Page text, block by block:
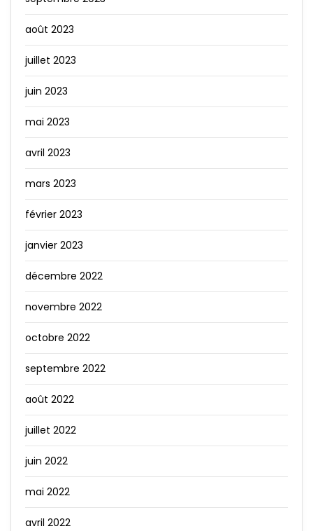
août 2023
juillet 2023
juin 2023
mai 2023
avril 2023
mars 2023
février 2023
janvier 2023
décembre 2022
novembre 2022
octobre 2022
septembre 2022
août 2022
juillet 2022
juin 2022
mai 2022
avril 2022